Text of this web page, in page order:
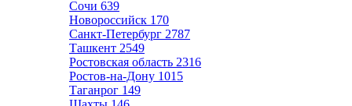
Сочи 639
Новороссийск 170
Санкт-Петербург 2787
Ташкент 2549
Ростовская область 2316
Ростов-на-Дону 1015
Таганрог 149